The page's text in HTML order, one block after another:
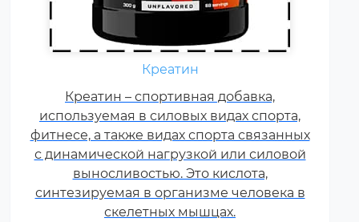
Креатин
Креатин – спортивная добавка,
используемая в силовых видах спорта,
фитнесе, а также видах спорта связанных
с динамической нагрузкой или силовой
выносливостью. Это кислота,
синтезируемая в организме человека в
скелетных мышцах.
Ежедневно каждому
витамины группы В, карнитин –
витамин Т, витамины С, D, E, F.
Постоянные тренировки,
физические и психологические
нагрузки, соревнования
увеличивают суточную норму
витаминов и минералов в 1,5-2